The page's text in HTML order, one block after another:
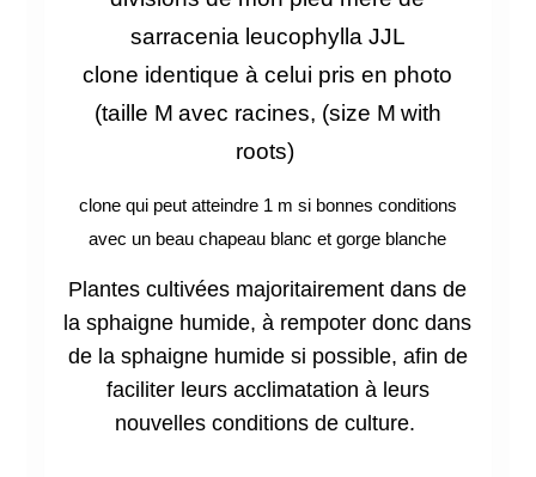
sarracenia leucophylla JJL
clone identique à celui pris en photo
(taille M avec racines, (size M with
roots)
clone qui peut atteindre 1 m si bonnes conditions
avec un beau chapeau blanc et gorge blanche
Plantes cultivées majoritairement dans de
la sphaigne humide, à rempoter donc dans
de la sphaigne humide si possible, afin de
faciliter leurs acclimatation à leurs
nouvelles conditions de culture.